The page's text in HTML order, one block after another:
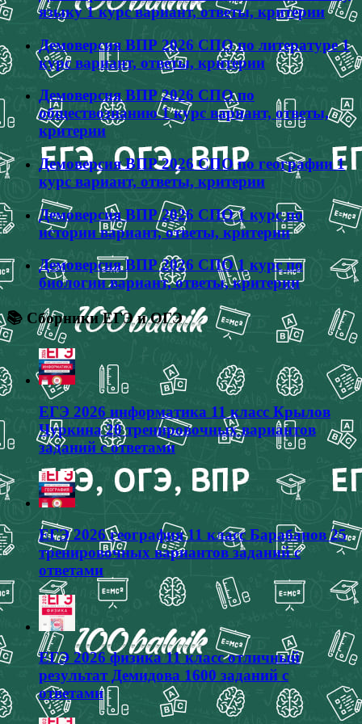
языку 1 курс вариант, ответы, критерии
Демоверсия ВПР 2026 СПО по литературе 1
курс вариант, ответы, критерии
Демоверсия ВПР 2026 СПО по
обществознанию 1 курс вариант, ответы,
критерии
Демоверсия ВПР 2026 СПО по географии 1
курс вариант, ответы, критерии
Демоверсия ВПР 2026 СПО 1 курс по
истории вариант, ответы, критерии
Демоверсия ВПР 2026 СПО 1 курс по
биологии вариант, ответы, критерии
📚 Сборники ЕГЭ и ОГЭ
ЕГЭ 2026 информатика 11 класс Крылов
Чуркина 20 тренировочных вариантов
заданий с ответами
ЕГЭ 2026 география 11 класс Барабанов 25
тренировочных вариантов заданий с
ответами
ЕГЭ 2026 физика 11 класс отличный
результат Демидова 1600 заданий с
ответами